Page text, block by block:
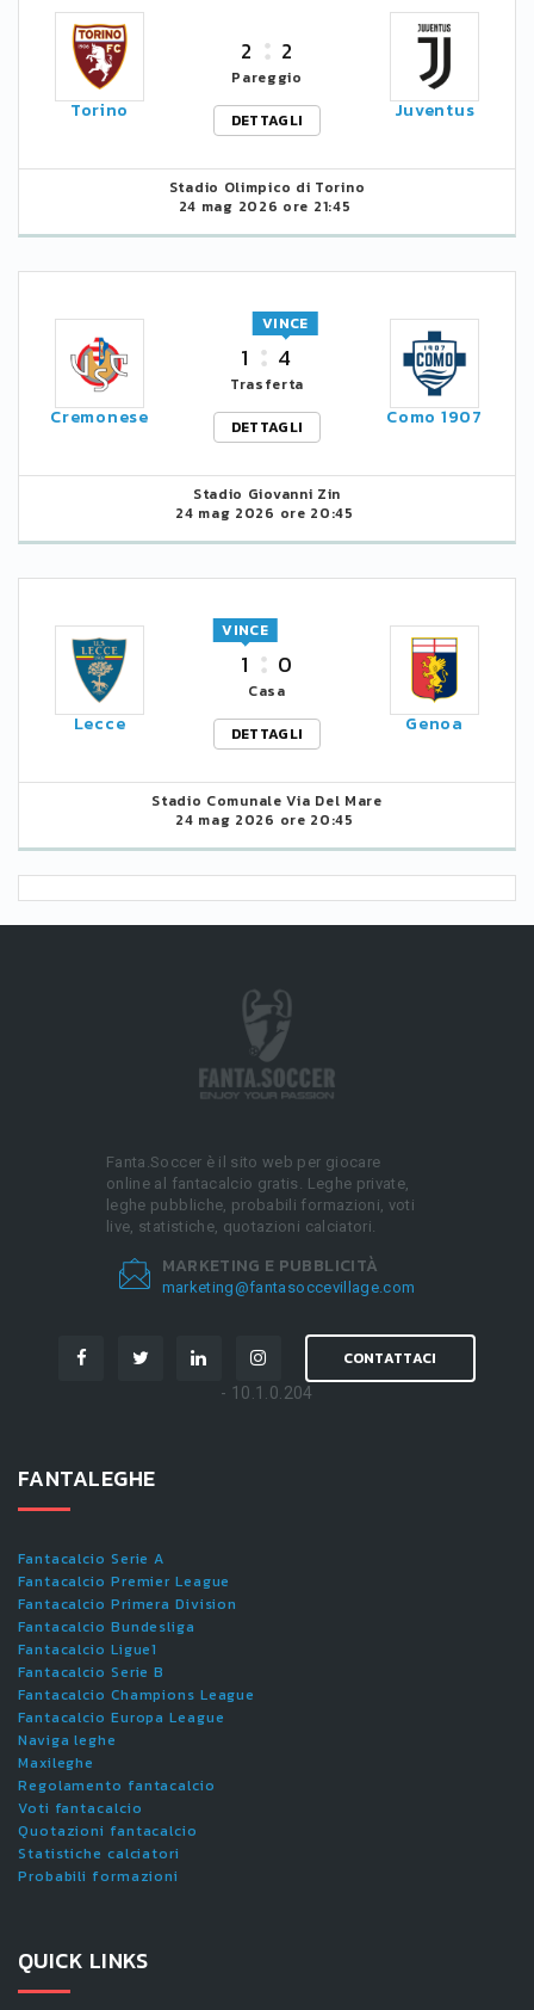
Torino
2 2
Pareggio
DETTAGLI
Juventus
Stadio Olimpico di Torino
24 mag 2026 ore 21:45
Cremonese
1 4
VINCE
Trasferta
DETTAGLI
Como 1907
Stadio Giovanni Zin
24 mag 2026 ore 20:45
Lecce
1
VINCE
0
Casa
DETTAGLI
Genoa
Stadio Comunale Via Del Mare
24 mag 2026 ore 20:45
Fanta.Soccer è il sito web per giocare
online al fantacalcio gratis. Leghe private,
leghe pubbliche, probabili formazioni, voti
live, statistiche, quotazioni calciatori.
MARKETING E PUBBLICITÀ
marketing@fantasoccevillage.com
CONTATTACI
- 10.1.0.204
FANTALEGHE
Fantacalcio Serie A
Fantacalcio Premier League
Fantacalcio Primera Division
Fantacalcio Bundesliga
Fantacalcio Ligue1
Fantacalcio Serie B
Fantacalcio Champions League
Fantacalcio Europa League
Naviga leghe
Maxileghe
Regolamento fantacalcio
Voti fantacalcio
Quotazioni fantacalcio
Statistiche calciatori
Probabili formazioni
QUICK LINKS